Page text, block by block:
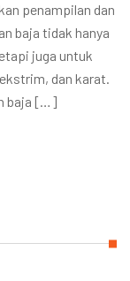
penampilan dan
baja tidak hanya
juga untuk
dan karat.
baja […]